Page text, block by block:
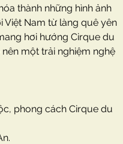
thành những hình ảnh
Việt Nam từ làng quê yên
hơi hướng Cirque du
một trải nghiệm nghệ
phong cách Cirque du